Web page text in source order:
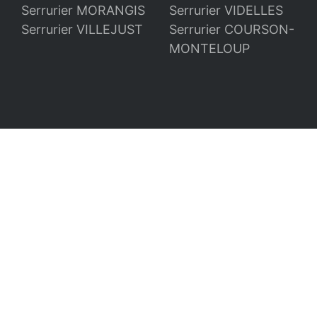
Serrurier MORANGIS
Serrurier VIDELLES
Serrurier VILLEJUST
Serrurier COURSON-
MONTELOUP